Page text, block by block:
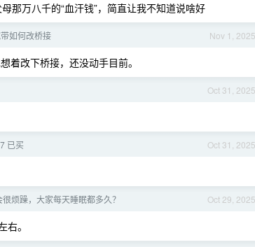
那万八千的“血汗钱”，简直让我不知道说啥好
Nov 1, 2025
如何改桥接
着改下桥接，还没动手目前。
Oct 31, 2025
Oct 31, 2025
已买
Oct 29, 2025
烦躁，大家每天睡眠都多久？
。